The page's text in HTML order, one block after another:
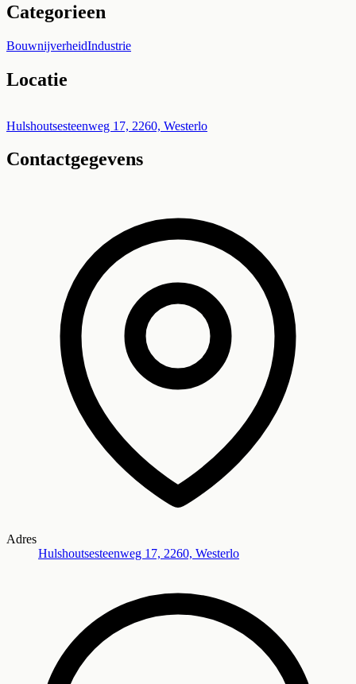
Categorieen
BouwnijverheidIndustrie
Locatie
+
−
Hulshoutsesteenweg 17, 2260, Westerlo
Contactgegevens
Adres
Hulshoutsesteenweg 17, 2260, Westerlo